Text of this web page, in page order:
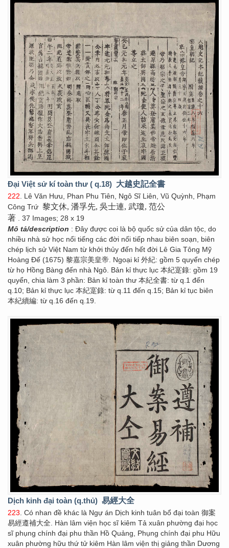
Đại Việt sử kí toàn thư ( q.18) 大越史記全書
222 . Lê Văn Hưu, Phan Phu Tiên, Ngô Sĩ Liên, Vũ Quỳnh, Phạm
Công Trứ 黎文休, 潘孚先, 吳士連, 武瓊, 范公
著 . 37 Images; 28 x 19
Mô tả/description : Đây được coi là bộ quốc sử của dân tộc, do
nhiều nhà sử học nổi tiếng các đời nối tiếp nhau biên soạn, biên
chép lịch sử Việt Nam từ khởi thủy đến hết đời Lê Gia Tông Mỹ
Hoàng Đế (1675) 黎嘉宗美皇帝. Ngoại kỉ 外紀: gồm 5 quyển chép
từ họ Hồng Bàng đến nhà Ngô. Bản kỉ thực lục 本紀寔錄: gồm 19
quyển, chia làm 3 phần: Bản kỉ toàn thư 本紀全書: từ q.1 đến
q.10; Bản kỉ thực lục 本紀寔錄: từ q.11 đến q.15; Bản kỉ tục biên
本紀續編: từ q.16 đến q.19.
Dịch kinh đại toàn (q.thủ) 易經大全
223 . Có nhan đề khác là Ngự án Dịch kinh tuân bổ đại toàn 御案
易經遵補大全. Hàn lâm viện học sĩ kiêm Tả xuân phường đại học
sĩ phụng chính đại phu thần Hồ Quảng, Phụng chính đại phu Hữu
xuân phường hữu thứ tử kiêm Hàn lâm viện thị giảng thần Dương